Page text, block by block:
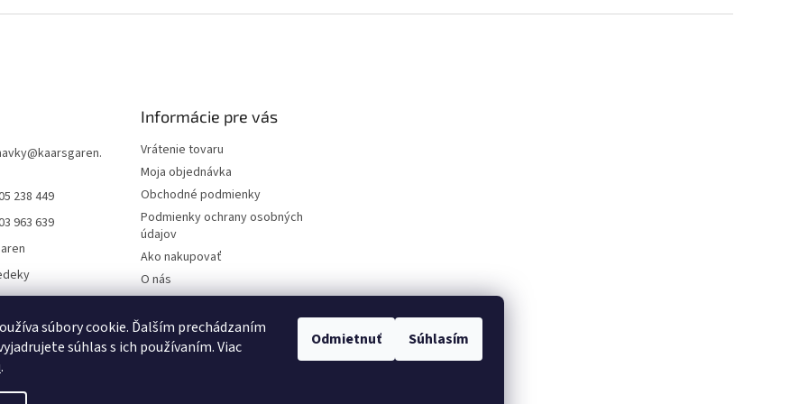
súbory cookie. Ďalším prechádzaním
súhlas s ich používaním. Viac
.
Odmietnuť Súhlasím
@kaarsgaren.
238 449
963 639
Textile
Informácie pre vás
Vrátenie tovaru
Moja objednávka
Obchodné podmienky
Podmienky ochrany osobných
údajov
Ako nakupovať
O nás
Doklady k stiahnutiu
Čo dať do kočíka v zime?